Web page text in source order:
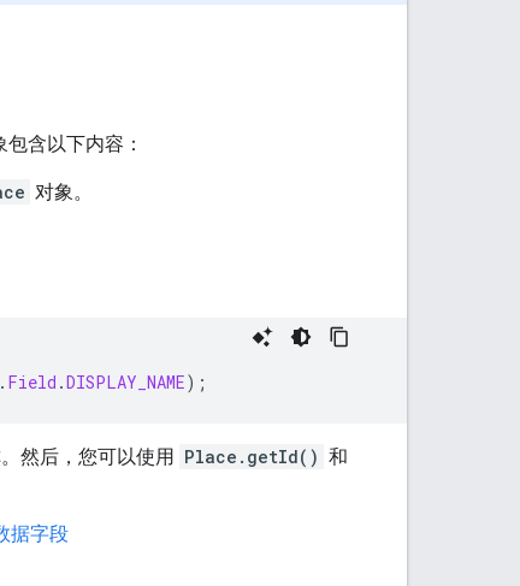
包含以下内容：
对象。
. Field .DISPLAY_NAME);
然后，您可以使用 Place.getId() 和
据字段